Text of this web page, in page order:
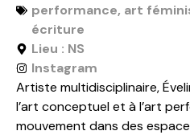
performance, art
écriture
Lieu : NS
Instagram
Artiste multidisciplinaire,
l’art conceptuel et à l’art
mouvement dans des